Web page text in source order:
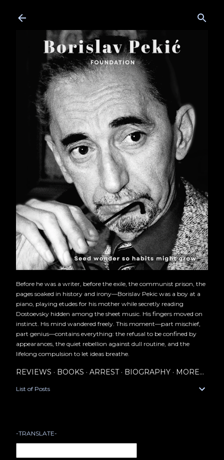
Before he was a writer, before the exile, the communist prison, the
pages soaked in history and irony—Borislav Pekic was a boy at a
piano, playing etudes for his mother while secretly reading
Dostoevsky hidden among the sheet music. His fingers moved on
instinct. His mind wandered freely. This moment—part mischief,
part genius—contains everything: the refusal to be confined by
appearances, the quiet rebellion against dull routine, and the
lifelong compulsion to let ideas breathe.
REVIEWS BOOKS ARREST BIOGRAPHY MORE…
List of Posts
-TRANSLATE-